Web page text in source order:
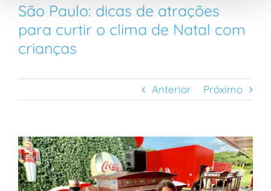
São Paulo: dicas de atrações
para curtir o clima de Natal com
crianças
Anterior Próximo